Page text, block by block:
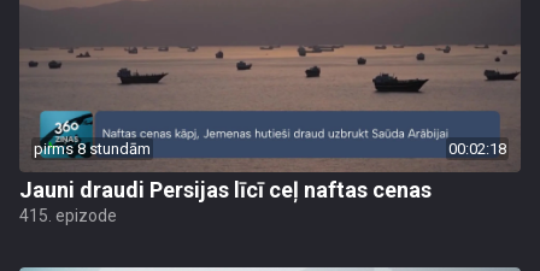
pirms 8 stundām 00:02:18
Jauni draudi Persijas līcī ceļ naftas cenas
415. epizode